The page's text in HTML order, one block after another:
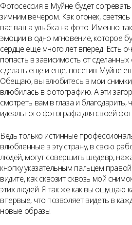
Фотосессия в Муйне будет
зимним вечером. Как огонек,
вас ваша улыбка на фото. Именно
эмоции в одно мгновение, которое
сердце еще много лет вперед. Есть
попасть в зависимость от сделанных
сделать еще и еще, посетив Муйне
Обещаю, вы влюбитесь в мои снимки,
влюбилась в фотографию. А эти
смотреть вам в глаза и благодарить,
идеального фотографа для своей
Ведь только истинные
влюбленные в эту страну, в свою
людей, могут совершить шедевр,
кнопку указательным пальцем
видите, как сквозит сквозь мой
этих людей. Я так же как вы ощущаю
впервые, что позволяет видеть в
новые образы.